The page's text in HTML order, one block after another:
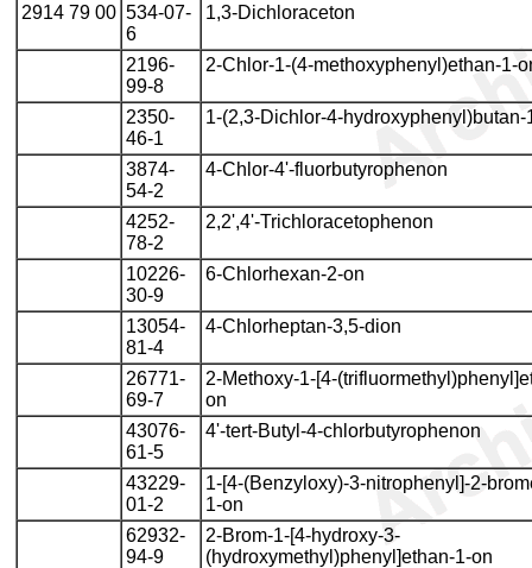
2914 79 00 534-07-
6
1,3-Dichloraceton
2196-
99-8
2-Chlor-1-(4-methoxyphenyl)ethan-1-
2350-
46-1
1-(2,3-Dichlor-4-hydroxyphenyl)butan-
3874-
54-2
4-Chlor-4'-fluorbutyrophenon
4252-
78-2
2,2',4'-Trichloracetophenon
10226-
30-9
6-Chlorhexan-2-on
13054-
81-4
4-Chlorheptan-3,5-dion
26771-
69-7
2-Methoxy-1-[4-
on
43076-
61-5
4'-tert-Butyl-4-chlorbutyrophenon
43229-
01-2
1-[4-(Benzyloxy)-3-nitrophenyl]-2-
1-on
62932-
94-9
2-Brom-1-[4-hydroxy-3-
(hydroxymethyl)phenyl]ethan-1-on